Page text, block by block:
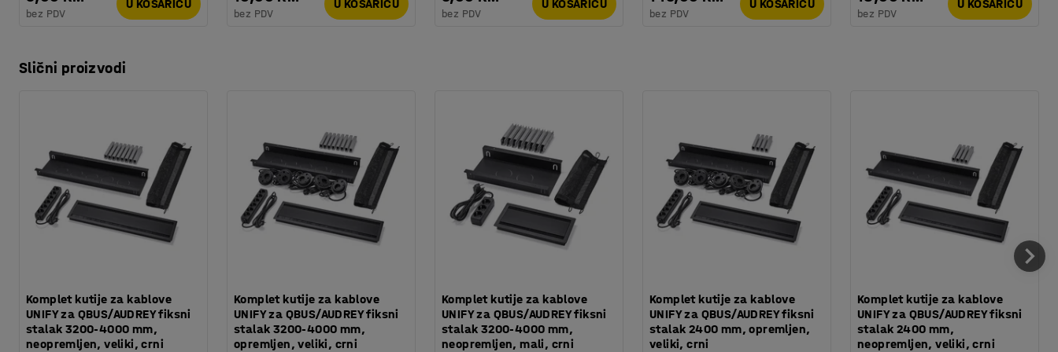
bez PDV
U KOŠARICU
bez PDV
U KOŠARICU
bez PDV
U KOŠARICU
bez PDV
U KOŠARICU
bez PDV
U KOŠARICU
Slični proizvodi
Komplet kutije za kablove
UNIFY za QBUS/AUDREY fiksni
stalak 3200-4000 mm,
neopremljen, veliki, crni
Komplet kutije za kablove
UNIFY za QBUS/AUDREY fiksni
stalak 3200-4000 mm,
opremljen, veliki, crni
Komplet kutije za kablove
UNIFY za QBUS/AUDREY fiksni
stalak 3200-4000 mm,
neopremljen, mali, crni
Komplet kutije za kablove
UNIFY za QBUS/AUDREY fiksni
stalak 2400 mm, opremljen,
veliki, crni
Komplet kutije za kablove
UNIFY za QBUS/AUDREY fiksni
stalak 2400 mm,
neopremljen, veliki, crni